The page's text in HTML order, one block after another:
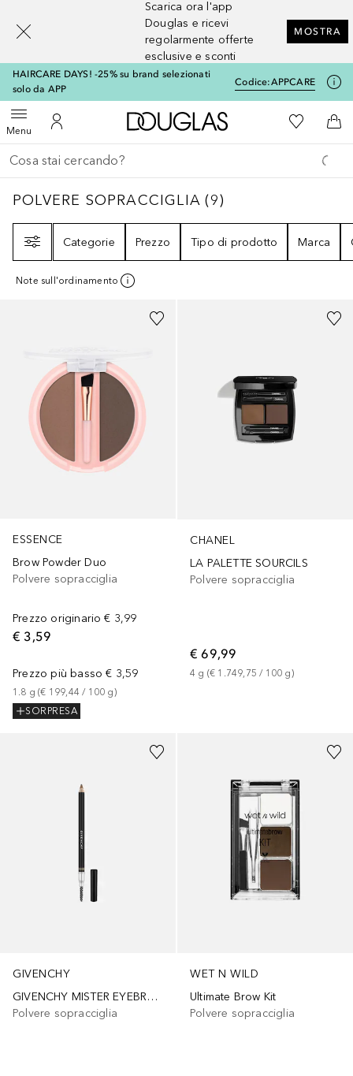
Scarica ora l'app
Douglas e ricevi
regolarmente offerte
esclusive e sconti
MOSTRA
HAIRCARE DAYS! -25% su brand selezionati
solo da APP
Codice:APPCARE
MenuApri menuAl Mio Account
A Douglas HomeAlla Mia
Al
Torna indietro
Esegui ricerca
POLVERE SOPRACCIGLIA9
POLVERE SOPRACCIGLIA (9)
Categorie
Prezzo Tipo di prodotto Marca
Note sull'ordinamento
ESSENCE
Brow Powder Duo
Polvere sopracciglia
Prezzo originario € 3,99
€ 3,59
Prezzo più basso € 3,59
1.8 g (€ 199,44 / 100 g)
SORPRESA
CHANEL
LA PALETTE SOURCILS
Polvere sopracciglia
€ 69,99
4 g (€ 1.749,75 / 100 g)
GIVENCHY
GIVENCHY MISTER EYEBROW PENCIL
Polvere sopracciglia
WET N WILD
Ultimate Brow Kit
Polvere sopracciglia
[navigation.slideout.screenreader]